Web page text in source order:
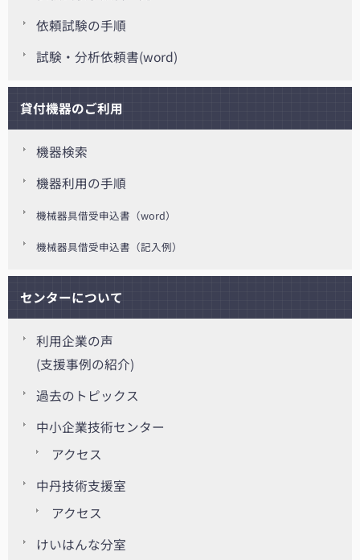
依頼試験の手順
試験・分析依頼書(word)
貸付機器のご利用
機器検索
機器利用の手順
機械器具借受申込書（word）
機械器具借受申込書（記入例）
センターについて
利用企業の声
(支援事例の紹介)
過去のトピックス
中小企業技術センター
アクセス
中丹技術支援室
アクセス
けいはんな分室